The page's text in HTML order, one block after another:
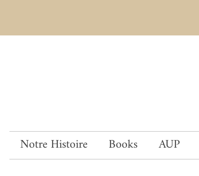
Notre Histoire Books AUP